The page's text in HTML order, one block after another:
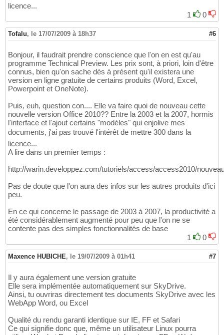
licence...
1
0
Tofalu, le 17/07/2009 à 18h37 #6
Bonjour, il faudrait prendre conscience que l'on en est qu'au
programme Technical Preview. Les prix sont, à priori, loin d'être
connus, bien qu'on sache dès à présent qu'il existera une
version en ligne gratuite de certains produits (Word, Excel,
Powerpoint et OneNote).
Puis, euh, question con.... Elle va faire quoi de nouveau cette
nouvelle version Office 2010?? Entre la 2003 et la 2007, hormis
l'interface et l'ajout certains "modèles" qui enjolive mes
documents, j'ai pas trouvé l'intérêt de mettre 300 dans la
licence...
A lire dans un premier temps :
http://warin.developpez.com/tutoriels/access/access2010/
Pas de doute que l'on aura des infos sur les autres produits d'ici
peu.
En ce qui concerne le passage de 2003 à 2007, la productivité a
été considérablement augmenté pour peu que l'on ne se
contente pas des simples fonctionnalités de base
1
0
Maxence HUBICHE, le 19/07/2009 à 01h41 #7
Il y aura également une version gratuite
Elle sera implémentée automatiquement sur SkyDrive.
Ainsi, tu ouvriras directement tes documents SkyDrive avec les
WebApp Word, ou Excel
Qualité du rendu garanti identique sur IE, FF et Safari
Ce qui signifie donc que, même un utilisateur Linux pourra